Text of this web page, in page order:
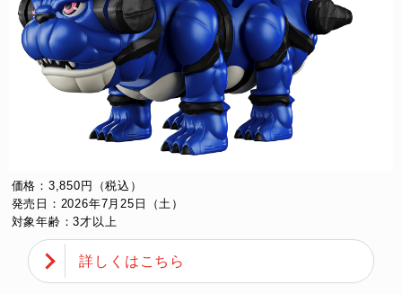
価格：3,850円（税込）
発売日：2026年7月25日（土）
対象年齢：3才以上
詳しくはこちら